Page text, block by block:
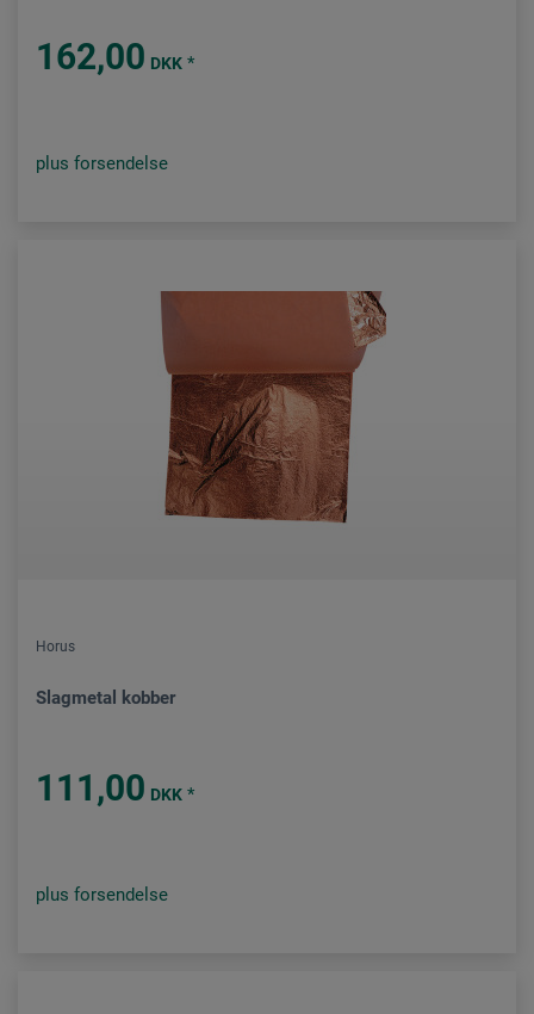
162,00 DKK *
plus forsendelse
Horus
Slagmetal kobber
111,00 DKK *
plus forsendelse